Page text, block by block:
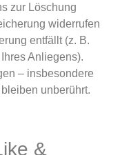
zur Löschung
widerrufen
entfällt (z. B.
Anliegens).
– insbesondere
unberührt.
&